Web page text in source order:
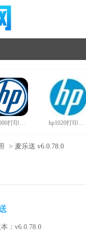
hp1000打印机驱动 hp1020打印机驱动官网版
> 麦乐送 v6.0.78.0
：v6.0.78.0